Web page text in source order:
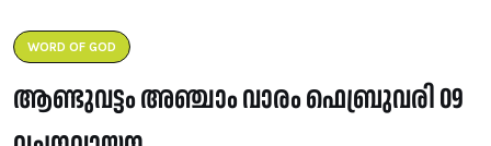
WORD OF GOD
ആണ്ടുവട്ടം അഞ്ചാം വാരം ഫെബ്രുവരി 09